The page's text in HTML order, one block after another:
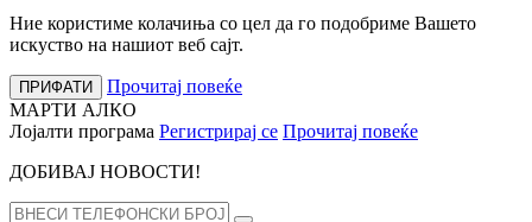
Ние користиме колачиња со цел да го подобриме Вашето
искуство на нашиот веб сајт.
ПРИФАТИ
Прочитај повеќе
МАРТИ АЛКО
Лојалти програма Регистрирај се Прочитај повеќе
ДОБИВАЈ НОВОСТИ!